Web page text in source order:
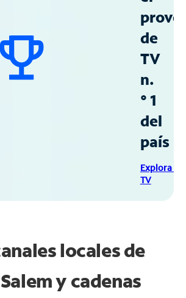
de
TV
n.
° 1
del
país
Explora
TV
locales de
y cadenas